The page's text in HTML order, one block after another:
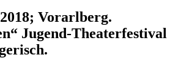
Vorarlberg.
Jugend-Theaterfestival